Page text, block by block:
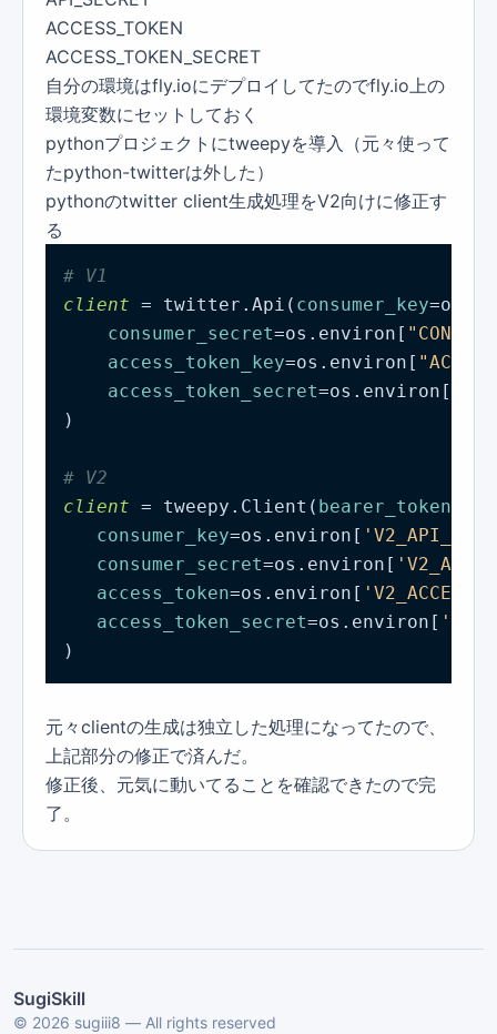
ACCESS_TOKEN
ACCESS_TOKEN_SECRET
自分の環境はfly.ioにデプロイしてたのでfly.io上の
環境変数にセットしておく
pythonプロジェクトにtweepyを導入（元々使って
たpython-twitterは外した）
pythonのtwitter client生成処理をV2向けに修正す
る
# V1
client = twitter.Api( consumer_key
consumer_secret=os.environ[
access_token_key=os.environ[
access_token_secret=os.environ[
)
# V2
client = tweepy.Client( bearer_token
consumer_key=os.environ[ 'V2_API_KEY'
consumer_secret=os.environ[
access_token=os.environ[
access_token_secret=os.environ[
)
元々clientの生成は独立した処理になってたので、
上記部分の修正で済んだ。
修正後、元気に動いてることを確認できたので完
了。
SugiSkill
© 2026 sugiii8 — All rights reserved